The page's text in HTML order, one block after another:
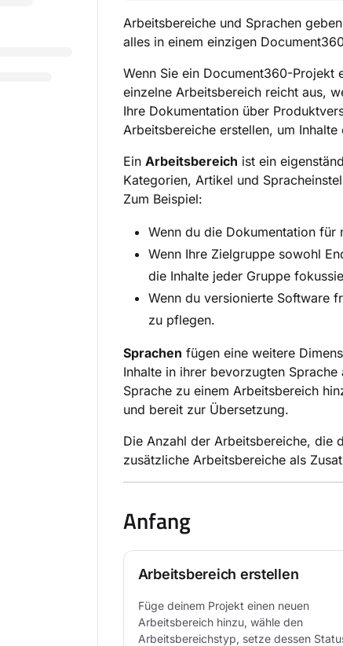
Arbeitsbereiche und Sprachen
alles in einem einzigen
Wenn Sie ein Document360-Projekt
einzelne Arbeitsbereich reicht aus,
Ihre Dokumentation über
Arbeitsbereiche erstellen, um
Ein Arbeitsbereich ist ein
Kategorien, Artikel und
Zum Beispiel:
Wenn du die Dokumentation für
Wenn Ihre Zielgruppe sowohl
die Inhalte jeder Gruppe
Wenn du versionierte Software
zu pflegen.
Sprachen fügen eine weitere
Inhalte in ihrer bevorzugten
Sprache zu einem Arbeitsbereich
und bereit zur Übersetzung.
Die Anzahl der Arbeitsbereiche, die
zusätzliche Arbeitsbereiche als
Anfang
Arbeitsbereich erstellen
Füge deinem Projekt einen neuen
Arbeitsbereich hinzu, wähle den
Arbeitsbereichstyp, setze dessen